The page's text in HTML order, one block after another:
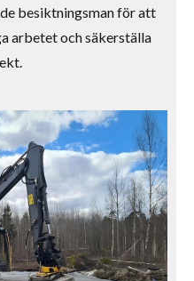
besiktningsman för att
arbetet och säkerställa